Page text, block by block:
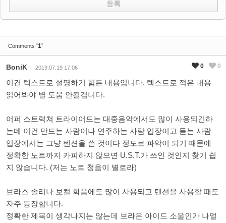
Comments '1'
BoniK 2019.07.19 17:06
이건 텍스트로 설명하기 힘든 내용입니다. 텍스트로 적은 내용
읽어봐야 별 도움 안될겁니다.
어퍼 스트럭쳐 트라이어드는 대중음악에서도 많이 사용되긴하
는데 이건 만드는 사람이나 연주하는 사람 입장이고 듣는 사람
입장에서는 그냥 텐션을 쓴 것이다 정도로 파악이 되기 때문에
정확한 노트까지 카피하지 않으면 U.S.T.가 쓰인 것인지 찾기 쉽
지 않습니다. (저는 노트 청음이 별로라)
브라스 솔리나 보컬 화음에도 많이 사용되고 텐션을 사용할 때도
자주 등장합니다.
정확한 제목이 생각나지는 않는데 브라운 아이드 소울인가 나얼
0 0